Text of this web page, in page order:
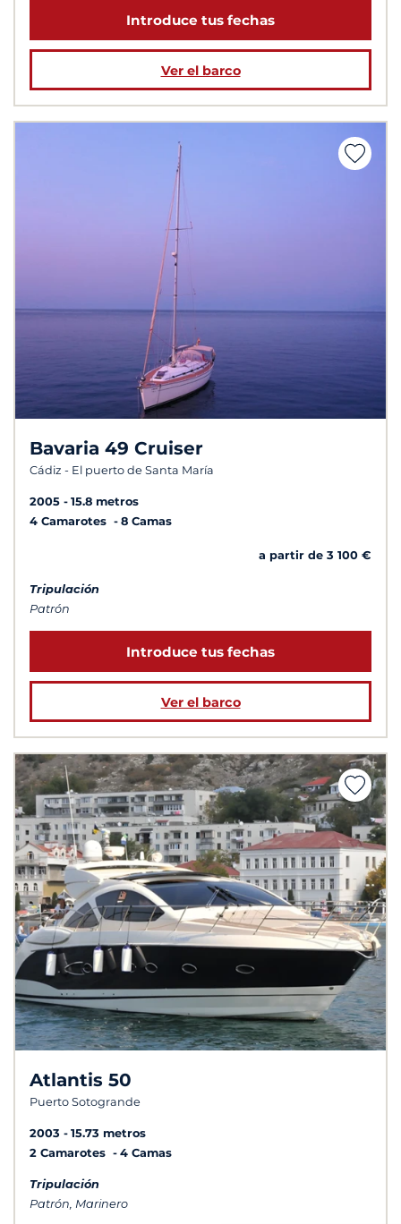
Introduce tus fechas
Ver el barco
Bavaria 49 Cruiser
Cádiz - El puerto de Santa María
2005
15.8 metros
4 Camarotes
8 Camas
a partir de 3 100 €
Tripulación
Patrón
Introduce tus fechas
Ver el barco
Atlantis 50
Puerto Sotogrande
2003
15.73 metros
2 Camarotes
4 Camas
Tripulación
Patrón, Marinero